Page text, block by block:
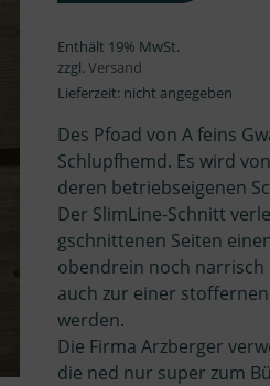
Enthält 19% MwSt.
zzgl.Versand
Lieferzeit: nicht angegeben
Des Pfoad von A feins
Schlupfhemd. Es wird
deren betriebseigenen
Der SlimLine-Schnitt
gschnittenen Seiten
obendrein noch narrisch
auch zur einer
werden.
Die Firma Arzberger
die ned nur super zum